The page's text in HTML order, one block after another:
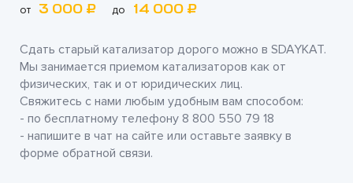
от 3 000 ₽ до 14 000 ₽
Сдать старый катализатор дорого можно в SDAYKAT.
Мы занимается приемом катализаторов как от
физических, так и от юридических лиц.
Свяжитесь с нами любым удобным вам способом:
- по бесплатному телефону 8 800 550 79 18
- напишите в чат на сайте или оставьте заявку в
форме обратной связи.